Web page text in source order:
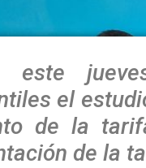
este
el
de la
de la